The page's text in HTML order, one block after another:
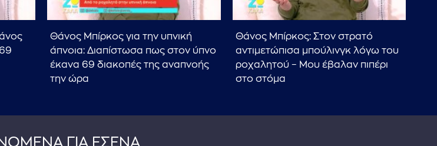
Θάνος Μπίρκος για την υπνική
άπνοια: Διαπίστωσα πως στον ύπνο
έκανα 69 διακοπές της αναπνοής
την ώρα
Θάνος Μπίρκος: Στον στρατό
αντιμετώπισα μπούλινγκ λόγω του
ροχαλητού – Μου έβαλαν πιπέρι
στο στόμα
ΓΙΑ ΕΣΕΝΑ